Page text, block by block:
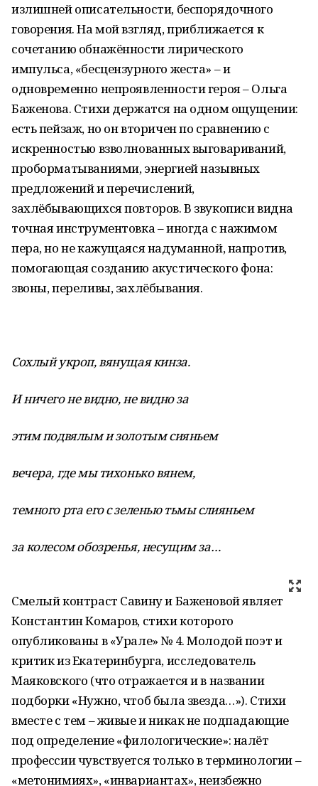
излишней описательности, беспорядочного
говорения. На мой взгляд, приближается к
сочетанию обнажённости лирического
импульса, «бесцензурного жеста» – и
одновременно непроявленности героя – Ольга
Баженова. Стихи держатся на одном ощущении:
есть пейзаж, но он вторичен по сравнению с
искренностью взволнованных выговариваний,
проборматываниями, энергией назывных
предложений и перечислений,
захлёбывающихся повторов. В звукописи видна
точная инструментовка – иногда с нажимом
пера, но не кажущаяся надуманной, напротив,
помогающая созданию акустического фона:
звоны, переливы, захлёбывания.
Сохлый укроп, вянущая кинза.
И ничего не видно, не видно за
этим подвялым и золотым сияньем
вечера, где мы тихонько вянем,
темного рта его с зеленью тьмы слияньем
за колесом обозренья, несущим за…
Смелый контраст Савину и Баженовой являет
Константин Комаров, стихи которого
опубликованы в «Урале» № 4. Молодой поэт и
критик из Екатеринбурга, исследователь
Маяковского (что отражается и в названии
подборки «Нужно, чтоб была звезда…»). Стихи
вместе с тем – живые и никак не подпадающие
под определение «филологические»: налёт
профессии чувствуется только в терминологии –
«метонимиях», «инвариантах», неизбежно